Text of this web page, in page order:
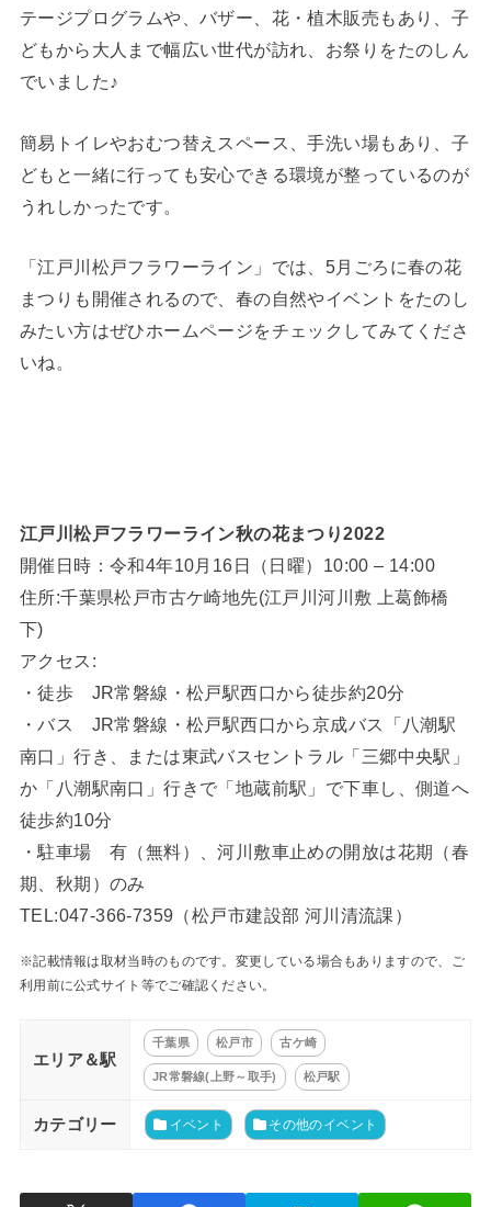
テージプログラムや、バザー、花・植木販売もあり、子
どもから大人まで幅広い世代が訪れ、お祭りをたのしん
でいました♪
簡易トイレやおむつ替えスペース、手洗い場もあり、子
どもと一緒に行っても安心できる環境が整っているのが
うれしかったです。
「江戸川松戸フラワーライン」では、5月ごろに春の花
まつりも開催されるので、春の自然やイベントをたのし
みたい方はぜひホームページをチェックしてみてくださ
いね。
江戸川松戸フラワーライン秋の花まつり2022
開催日時：令和4年10月16日（日曜）10:00 – 14:00
住所:千葉県松戸市古ケ崎地先(江戸川河川敷 上葛飾橋
下)
アクセス:
・徒歩 JR常磐線・松戸駅西口から徒歩約20分
・バス JR常磐線・松戸駅西口から京成バス「八潮駅
南口」行き、または東武バスセントラル「三郷中央駅」
か「八潮駅南口」行きで「地蔵前駅」で下車し、側道へ
徒歩約10分
・駐車場 有（無料）、河川敷車止めの開放は花期（春
期、秋期）のみ
TEL:047-366-7359（松戸市建設部 河川清流課）
※記載情報は取材当時のものです。変更している場合もありますので、ご
利用前に公式サイト等でご確認ください。
エリア＆駅
千葉県 松戸市 古ケ崎
JR常磐線(上野～取手) 松戸駅
カテゴリー イベント その他のイベント